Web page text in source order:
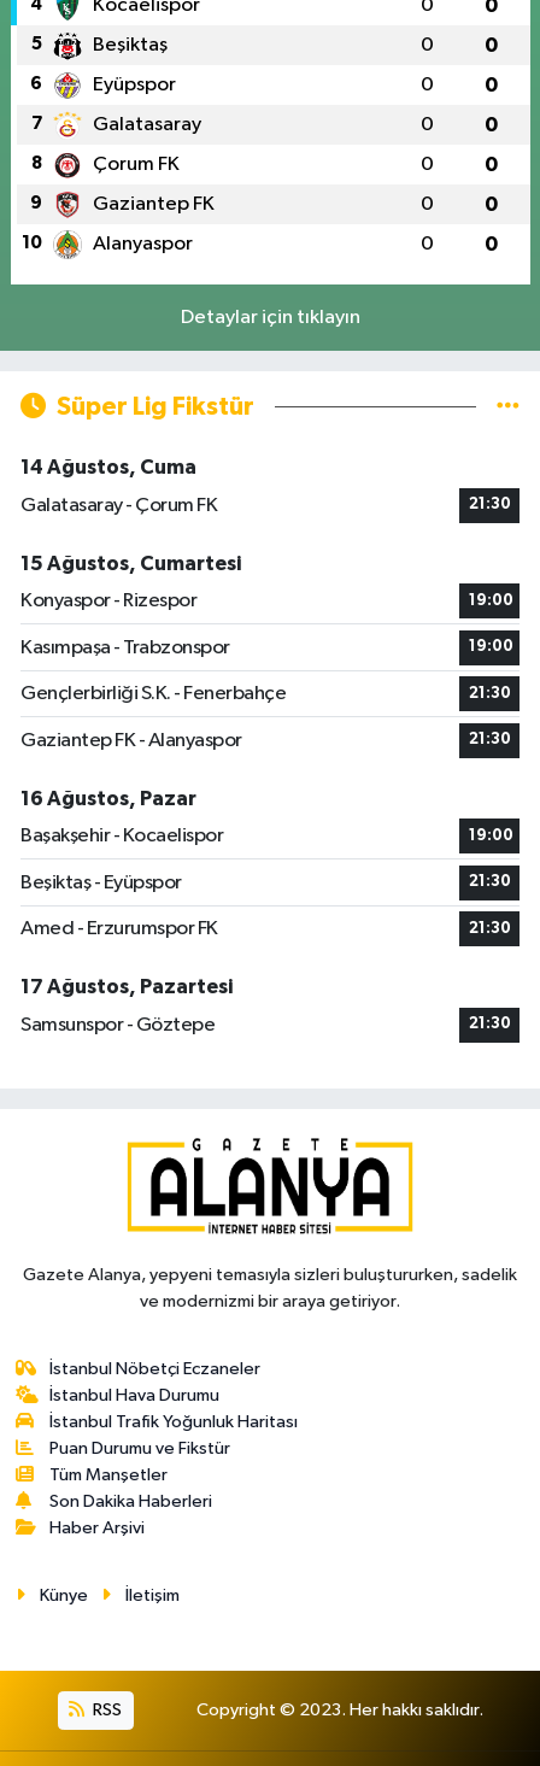
4 Kocaelispor 0 0
5 Beşiktaş 0 0
6 Eyüpspor 0 0
7 Galatasaray 0 0
8 Çorum FK 0 0
9 Gaziantep FK 0 0
10 Alanyaspor 0 0
Detaylar için tıklayın
Süper Lig Fikstür
14 Ağustos, Cuma
Galatasaray - Çorum FK
21:30
15 Ağustos, Cumartesi
Konyaspor - Rizespor
19:00
Kasımpaşa - Trabzonspor 19:00
Gençlerbirliği S.K. - Fenerbahçe 21:30
Gaziantep FK - Alanyaspor 21:30
16 Ağustos, Pazar
Başakşehir - Kocaelispor
19:00
Beşiktaş - Eyüpspor 21:30
Amed - Erzurumspor FK 21:30
17 Ağustos, Pazartesi
Samsunspor - Göztepe
21:30
Gazete Alanya, yepyeni temasıyla sizleri buluştururken, sadelik
ve modernizmi bir araya getiriyor.
İstanbul Nöbetçi Eczaneler
İstanbul Hava Durumu
İstanbul Trafik Yoğunluk Haritası
Puan Durumu ve Fikstür
Tüm Manşetler
Son Dakika Haberleri
Haber Arşivi
Künye İletişim
RSS Copyright © 2023. Her hakkı saklıdır.